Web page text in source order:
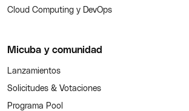
Cloud Computing y DevOps
Micuba y comunidad
Lanzamientos
Solicitudes & Votaciones
Programa Pool